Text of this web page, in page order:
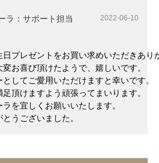
ラ：サポート担当 2022-06-10
プレゼントをお買い求めいただきあり
お喜び頂けたようで、嬉しいです。
してご愛用いただけますと幸いです。
頂けますよう頑張ってまいります。
を宜しくお願いいたします。
うございました。